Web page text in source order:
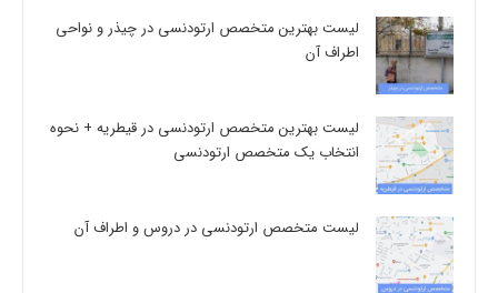
لیست بهترین متخصص ارتودنسی در چیذر و نواحی
اطراف آن
لیست بهترین متخصص ارتودنسی در قیطریه + نحوه
انتخاب یک متخصص ارتودنسی
لیست متخصص ارتودنسی در دروس و اطراف آن